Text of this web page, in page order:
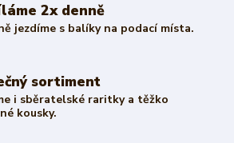
2x denně
jezdíme s balíky na podací místa.
sortiment
i sběratelské raritky a těžko
kousky.